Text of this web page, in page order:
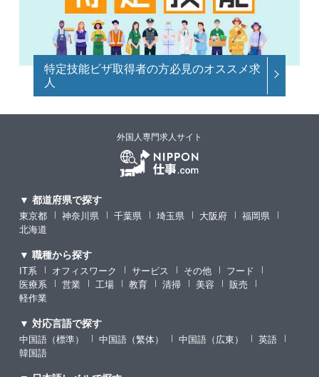
特定技能ビザ取得者の方必見のオススメ求
人
外国人専門求人サイト
▼ 都道府県で探す
東京都 神奈川県 千葉県 埼玉県 大阪府
福岡県
北海道
▼ 職種から探す
IT系 オフィスワーク サービス その他
フード
医療系
営業 工場 教育 清掃 美容
販売
軽作業
▼ 対応言語で探す
中国語（標準） 中国語（繁体） 中国語（広東）
英語
韓国語